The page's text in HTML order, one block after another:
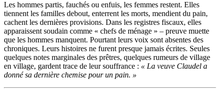
Les hommes partis, fauchés ou enfuis, les femmes restent. Elles
tiennent les familles debout, enterrent les morts, mendient du pain,
cachent les dernières provisions. Dans les registres fiscaux, elles
apparaissent soudain comme « chefs de ménage » – preuve muette
que les hommes manquent. Pourtant leurs voix sont absentes des
chroniques. Leurs histoires ne furent presque jamais écrites. Seules
quelques notes marginales des prêtres, quelques rumeurs de village
en village, gardent trace de leur souffrance : « La veuve Claudel a
donné sa dernière chemise pour un pain. »